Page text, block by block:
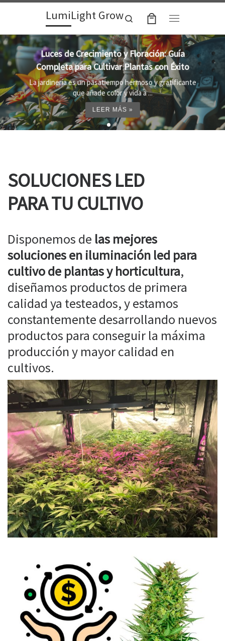
Skip to contentLumiLight Grow
Search
Lámparas para indoor: la clave para un
crecimiento óptimo de tus plantas
Al cultivar plantas en el interior, es importante
proporcionar el entorno adecuado ...
LEER MÁS »
SOLUCIONES LED
PARA TU CULTIVO
Disponemos de las mejores
soluciones en iluminación led para
cultivo de plantas y horticultura,
diseñamos productos de primera
calidad ya testeados, y estamos
constantemente desarrollando nuevos
productos para conseguir la máxima
producción y mayor calidad en
cultivos.